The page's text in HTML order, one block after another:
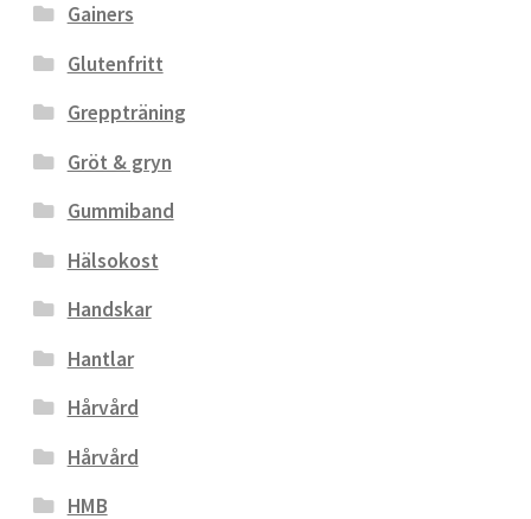
Gainers
Glutenfritt
Greppträning
Gröt & gryn
Gummiband
Hälsokost
Handskar
Hantlar
Hårvård
Hårvård
HMB